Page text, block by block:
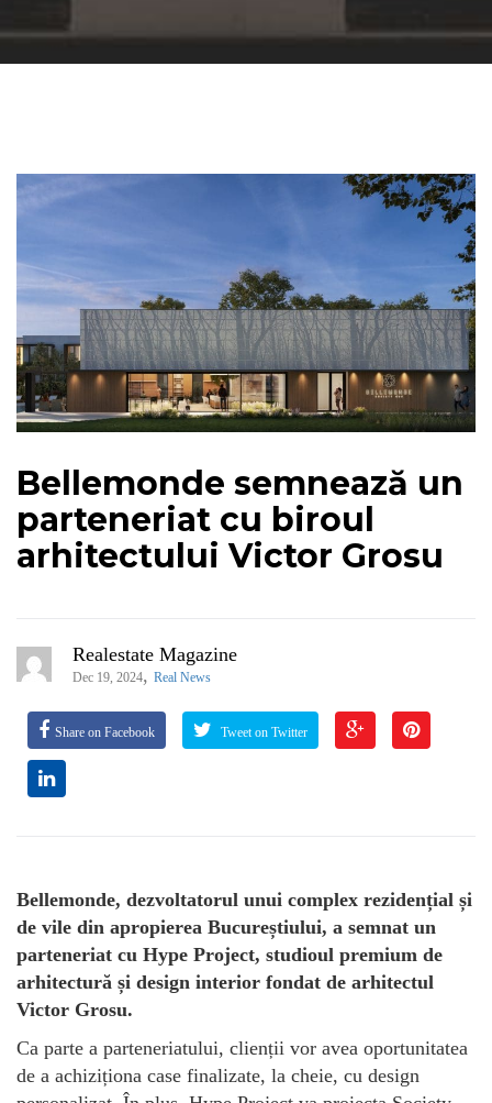
Bellemonde semnează un
parteneriat cu biroul
arhitectului Victor Grosu
Realestate Magazine
Dec 19, 2024, Real News
Share on Facebook Tweet on Twitter
Bellemonde, dezvoltatorul unui complex rezidențial și
de vile din apropierea Bucureștiului, a semnat un
parteneriat cu Hype Project, studioul premium de
arhitectură și design interior fondat de arhitectul
Victor Grosu.
Ca parte a parteneriatului, clienții vor avea oportunitatea
de a achiziționa case finalizate, la cheie, cu design